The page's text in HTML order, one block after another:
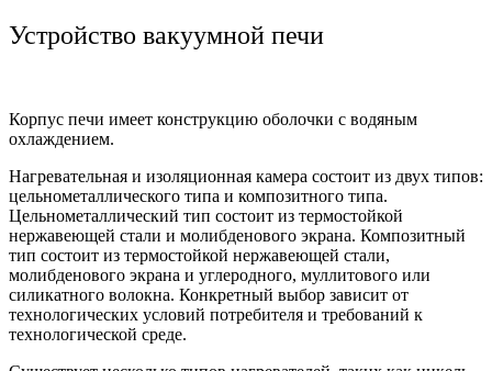
Устройство вакуумной печи
Корпус печи имеет конструкцию оболочки с водяным
охлаждением.
Нагревательная и изоляционная камера состоит из двух типов:
цельнометаллического типа и композитного типа.
Цельнометаллический тип состоит из термостойкой
нержавеющей стали и молибденового экрана. Композитный
тип состоит из термостойкой нержавеющей стали,
молибденового экрана и углеродного, муллитового или
силикатного волокна. Конкретный выбор зависит от
технологических условий потребителя и требований к
технологической среде.